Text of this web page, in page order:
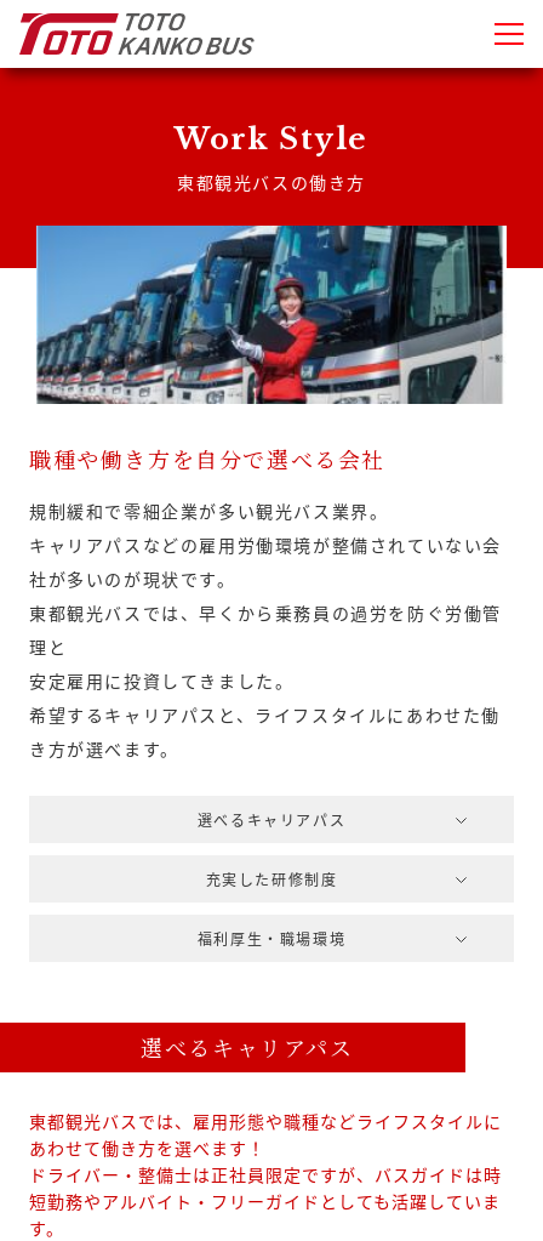
Work Style
東都観光バスの働き方
職種や働き方を自分で選べる会社
規制緩和で零細企業が多い観光バス業界。
キャリアパスなどの雇用労働環境が整備されていない会
社が多いのが現状です。
東都観光バスでは、早くから乗務員の過労を防ぐ労働管
理と
安定雇用に投資してきました。
希望するキャリアパスと、ライフスタイルにあわせた働
き方が選べます。
選べるキャリアパス
充実した研修制度
福利厚生・職場環境
選べるキャリアパス
東都観光バスでは、雇用形態や職種などライフスタイルに
あわせて働き方を選べます！
ドライバー・整備士は正社員限定ですが、バスガイドは時
短勤務やアルバイト・フリーガイドとしても活躍していま
す。